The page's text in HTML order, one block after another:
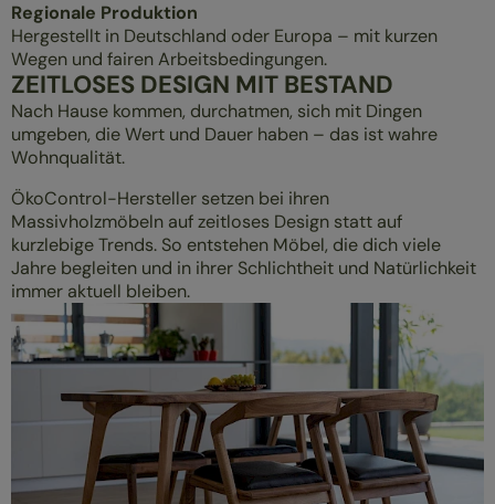
Regionale Produktion
Hergestellt in Deutschland oder Europa – mit kurzen
Wegen und fairen Arbeitsbedingungen.
ZEITLOSES DESIGN MIT BESTAND
Nach Hause kommen, durchatmen, sich mit Dingen
umgeben, die Wert und Dauer haben – das ist wahre
Wohnqualität.
ÖkoControl-Hersteller setzen bei ihren
Massivholzmöbeln auf zeitloses Design statt auf
kurzlebige Trends. So entstehen Möbel, die dich viele
Jahre begleiten und in ihrer Schlichtheit und Natürlichkeit
immer aktuell bleiben.